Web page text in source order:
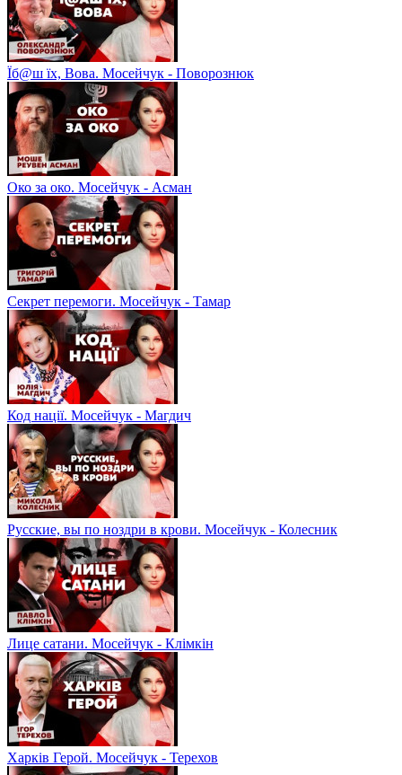
Їб@ш їх, Вова. Мосейчук - Поворознюк
Око за око. Мосейчук - Асман
Секрет перемоги. Мосейчук - Тамар
Код нації. Мосейчук - Магдич
Русские, вы по ноздри в крови. Мосейчук - Колесник
Лице сатани. Мосейчук - Клімкін
Харків Герой. Мосейчук - Терехов